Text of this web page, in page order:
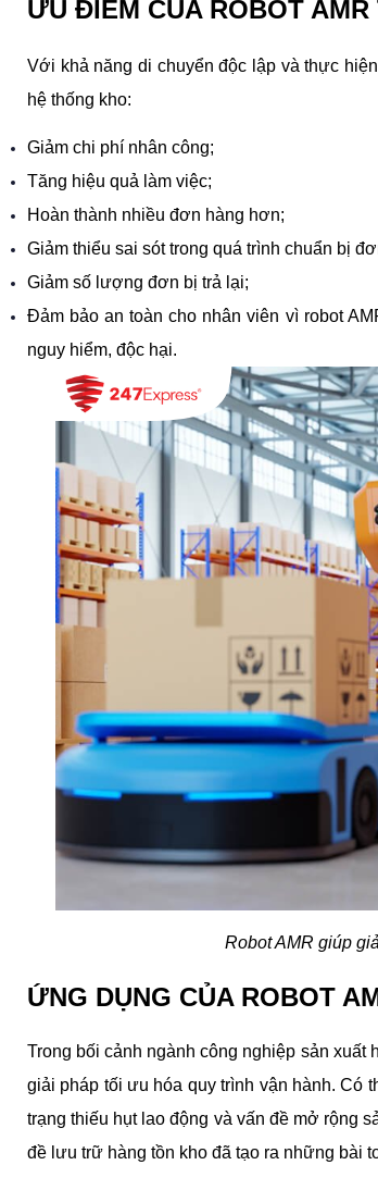
ƯU ĐIỂM CỦA ROBOT
Với khả năng di chuyển độc lập và thực
hệ thống kho:
Giảm chi phí nhân công;
Tăng hiệu quả làm việc;
Hoàn thành nhiều đơn hàng hơn;
Giảm thiểu sai sót trong quá trình chuẩn bị
Giảm số lượng đơn bị trả lại;
Đảm bảo an toàn cho nhân viên vì robot
nguy hiểm, độc hại.
Robot AMR giúp
ỨNG DỤNG CỦA ROBOT
Trong bối cảnh ngành công nghiệp sản
giải pháp tối ưu hóa quy trình vận hành. Có
trạng thiếu hụt lao động và vấn đề mở rộng
đề lưu trữ hàng tồn kho đã tạo ra những bài